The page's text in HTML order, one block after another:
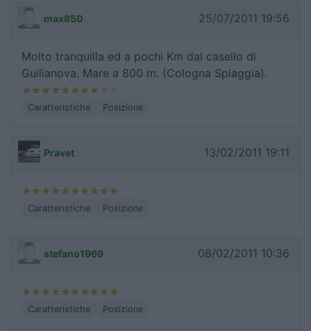
max850 25/07/2011 19:56
Molto tranquilla ed a pochi Km dal casello di
Guilianova. Mare a 800 m. (Cologna Spiaggia).
Caratteristiche Posizione
Pravet 13/02/2011 19:11
Caratteristiche Posizione
stefano1969 08/02/2011 10:36
Caratteristiche Posizione